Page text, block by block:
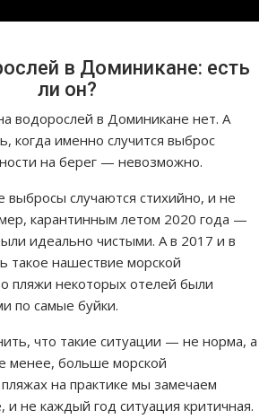
в Доминикане: есть
ли он?
водорослей в Доминикане нет. А
когда именно случится выброс
на берег — невозможно.
выбросы случаются стихийно, и не
карантинным летом 2020 года —
идеально чистыми. А в 2017 и в
такое нашествие морской
пляжи некоторых отелей были
по самые буйки.
что такие ситуации — не норма, а
менее, больше морской
на практике мы замечаем
и не каждый год ситуация критичная.